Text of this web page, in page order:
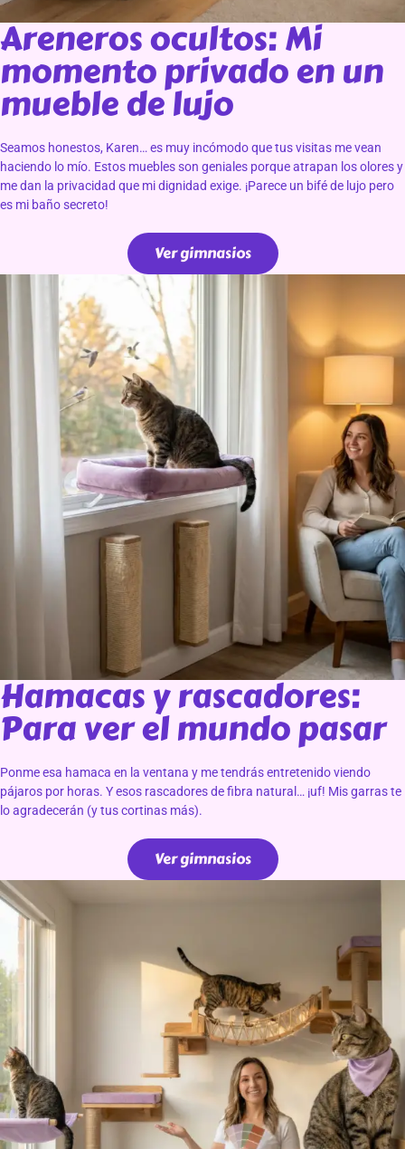
Areneros ocultos: Mi
momento privado en un
mueble de lujo
Seamos honestos, Karen… es muy incómodo que tus visitas me vean
haciendo lo mío. Estos muebles son geniales porque atrapan los olores y
me dan la privacidad que mi dignidad exige. ¡Parece un bifé de lujo pero
es mi baño secreto!
Ver gimnasios
Hamacas y rascadores:
Para ver el mundo pasar
Ponme esa hamaca en la ventana y me tendrás entretenido viendo
pájaros por horas. Y esos rascadores de fibra natural… ¡uf! Mis garras te
lo agradecerán (y tus cortinas más).
Ver gimnasios